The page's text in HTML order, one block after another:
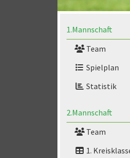
1.Mannschaft
Team
Spielplan
Statistik
2.Mannschaft
Team
1.